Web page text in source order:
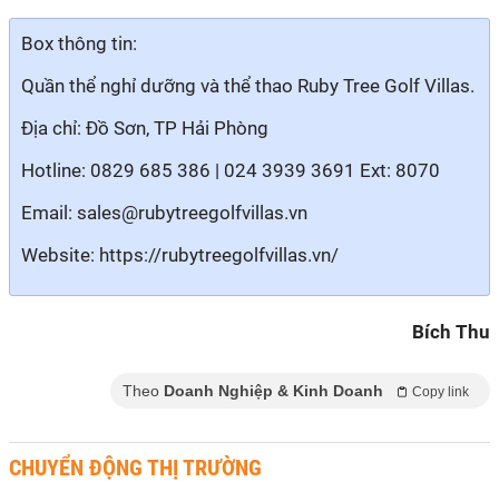
Box thông tin:
Quần thể nghỉ dưỡng và thể thao Ruby Tree Golf Villas.
Địa chỉ: Đồ Sơn, TP Hải Phòng
Hotline: 0829 685 386 | 024 3939 3691 Ext: 8070
Email: sales@rubytreegolfvillas.vn
Website: https://rubytreegolfvillas.vn/
Bích Thu
Theo Doanh Nghiệp & Kinh Doanh Copy link
CHUYỂN ĐỘNG THỊ TRƯỜNG